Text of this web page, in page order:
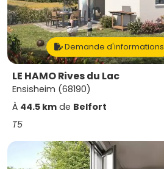
Demande d'informations
LE HAMO Rives du Lac
Ensisheim (68190)
À 44.5 km de Belfort
T5